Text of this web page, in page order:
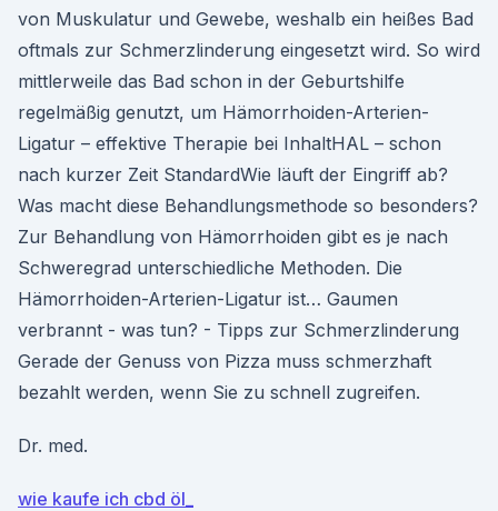
von Muskulatur und Gewebe, weshalb ein heißes Bad
oftmals zur Schmerzlinderung eingesetzt wird. So wird
mittlerweile das Bad schon in der Geburtshilfe
regelmäßig genutzt, um Hämorrhoiden-Arterien-
Ligatur – effektive Therapie bei InhaltHAL – schon
nach kurzer Zeit StandardWie läuft der Eingriff ab?
Was macht diese Behandlungsmethode so besonders?
Zur Behandlung von Hämorrhoiden gibt es je nach
Schweregrad unterschiedliche Methoden. Die
Hämorrhoiden-Arterien-Ligatur ist… Gaumen
verbrannt - was tun? - Tipps zur Schmerzlinderung
Gerade der Genuss von Pizza muss schmerzhaft
bezahlt werden, wenn Sie zu schnell zugreifen.
Dr. med.
wie kaufe ich cbd öl_